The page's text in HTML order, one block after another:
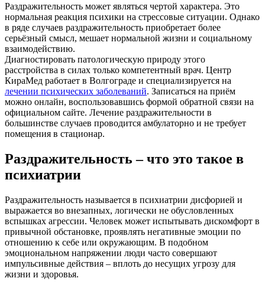
Раздражительность может являться чертой характера. Это
нормальная реакция психики на стрессовые ситуации. Однако
в ряде случаев раздражительность приобретает более
серьёзный смысл, мешает нормальной жизни и социальному
взаимодействию.
Диагностировать патологическую природу этого
расстройства в силах только компетентный врач. Центр
КираМед работает в Волгограде и специализируется на
лечении психических заболеваний. Записаться на приём
можно онлайн, воспользовавшись формой обратной связи на
официальном сайте. Лечение раздражительности в
большинстве случаев проводится амбулаторно и не требует
помещения в стационар.
Раздражительность – что это такое в
психиатрии
Раздражительность называется в психиатрии дисфорией и
выражается во внезапных, логически не обусловленных
вспышках агрессии. Человек может испытывать дискомфорт в
привычной обстановке, проявлять негативные эмоции по
отношению к себе или окружающим. В подобном
эмоциональном напряжении люди часто совершают
импульсивные действия – вплоть до несущих угрозу для
жизни и здоровья.